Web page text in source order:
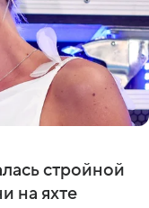
стройной
на яхте